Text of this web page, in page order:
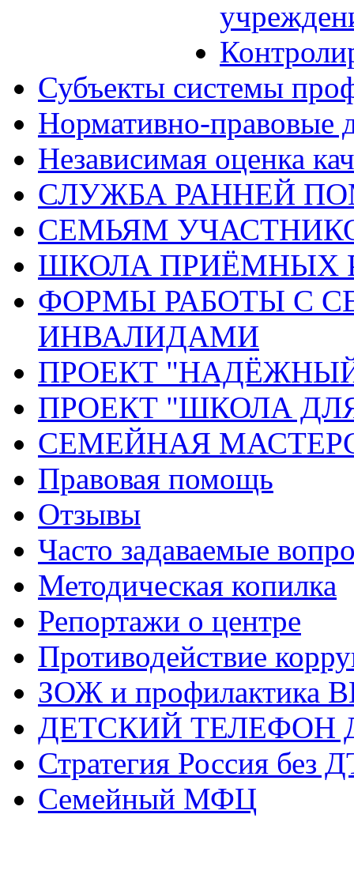
Субъекты системы
Нормативно-правовые
Независимая оценка
СЛУЖБА РАННЕЙ
СЕМЬЯМ
ШКОЛА ПРИЁМНЫХ
ФОРМЫ РАБОТЫ С
ИНВАЛИДАМИ
ПРОЕКТ
ПРОЕКТ "ШКОЛА
СЕМЕЙНАЯ
Правовая помощь
Отзывы
Часто задаваемые
Методическая копилка
Репортажи о центре
Противодействие
ЗОЖ и профилактика
ДЕТСКИЙ ТЕЛЕФОН
Стратегия Россия без
Семейный МФЦ